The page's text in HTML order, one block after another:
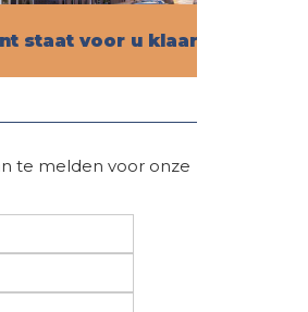
staat voor u klaar!
te melden voor onze